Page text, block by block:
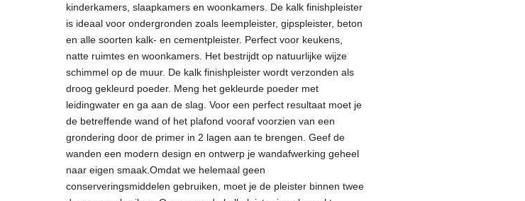
kinderkamers, slaapkamers en woonkamers. De kalk finishpleister
is ideaal voor ondergronden zoals leempleister, gipspleister, beton
en alle soorten kalk- en cementpleister. Perfect voor keukens,
natte ruimtes en woonkamers. Het bestrijdt op natuurlijke wijze
schimmel op de muur. De kalk finishpleister wordt verzonden als
droog gekleurd poeder. Meng het gekleurde poeder met
leidingwater en ga aan de slag. Voor een perfect resultaat moet je
de betreffende wand of het plafond vooraf voorzien van een
grondering door de primer in 2 lagen aan te brengen. Geef de
wanden een modern design en ontwerp je wandafwerking geheel
naar eigen smaak. Omdat we helemaal geen
conserveringsmiddelen gebruiken, moet je de pleister binnen twee